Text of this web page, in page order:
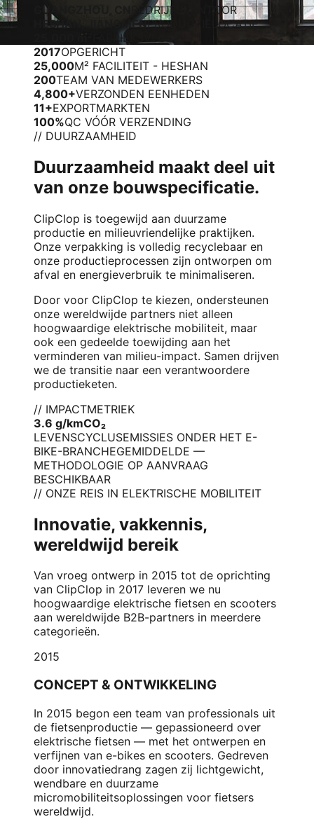
GUANGZHOU, CN
BEDRIJFSKANTOOR
HESHAN, JIANGMENPRODUCTIELOCATIE
FABRIEKSVLOER
2017OPGERICHT
25,000M² FACILITEIT - HESHAN
200TEAM VAN MEDEWERKERS
4,800+VERZONDEN EENHEDEN
11+EXPORTMARKTEN
100%QC VÓÓR VERZENDING
// DUURZAAMHEID
Duurzaamheid maakt deel uit
van onze bouwspecificatie.
ClipClop is toegewijd aan duurzame
productie en milieuvriendelijke praktijken.
Onze verpakking is volledig recyclebaar en
onze productieprocessen zijn ontworpen om
afval en energieverbruik te minimaliseren.
Door voor ClipClop te kiezen, ondersteunen
onze wereldwijde partners niet alleen
hoogwaardige elektrische mobiliteit, maar
ook een gedeelde toewijding aan het
verminderen van milieu-impact. Samen drijven
we de transitie naar een verantwoordere
productieketen.
// IMPACTMETRIEK
3.6 g/kmCO₂
LEVENSCYCLUSEMISSIES ONDER HET E-
BIKE-BRANCHEGEMIDDELDE —
METHODOLOGIE OP AANVRAAG
BESCHIKBAAR
// ONZE REIS IN ELEKTRISCHE MOBILITEIT
Innovatie, vakkennis,
wereldwijd bereik
Van vroeg ontwerp in 2015 tot de oprichting
van ClipClop in 2017 leveren we nu
hoogwaardige elektrische fietsen en scooters
aan wereldwijde B2B-partners in meerdere
categorieën.
2015
CONCEPT & ONTWIKKELING
In 2015 begon een team van professionals uit
de fietsenproductie — gepassioneerd over
elektrische fietsen — met het ontwerpen en
verfijnen van e-bikes en scooters. Gedreven
door innovatiedrang zagen zij lichtgewicht,
wendbare en duurzame
micromobiliteitsoplossingen voor fietsers
wereldwijd.